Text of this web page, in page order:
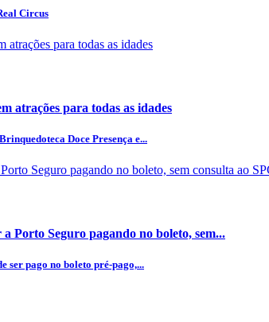
Circus
atrações para todas as idades
Doce Presença e...
Porto Seguro pagando no boleto, sem...
ser pago no boleto pré-pago,...